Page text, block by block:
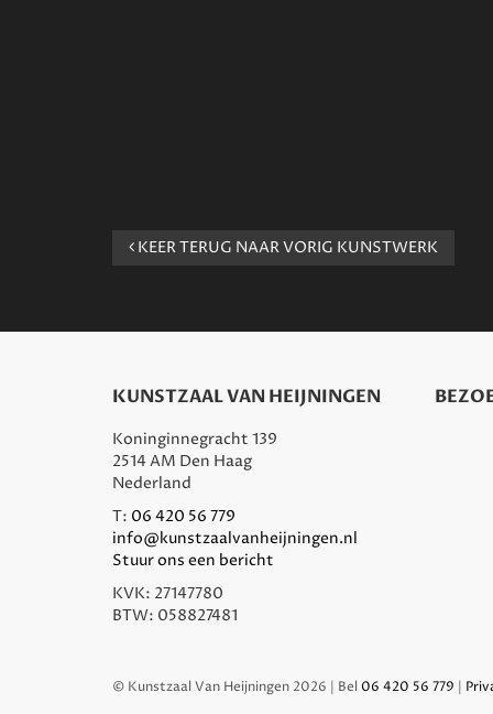
KEER TERUG NAAR VORIG KUNSTWERK
KUNSTZAAL VAN HEIJNINGEN
Koninginnegracht 139
2514 AM Den Haag
Nederland
T: 06 420 56 779
info@kunstzaalvanheijningen.nl
Stuur ons een bericht
KVK: 27147780
BTW: 058827481
© Kunstzaal Van Heijningen 2026 | Bel 06 420 56 779 |